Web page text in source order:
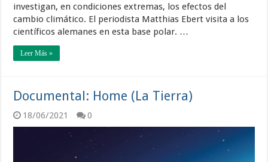
investigan, en condiciones extremas, los efectos del
cambio climático. El periodista Matthias Ebert visita a los
científicos alemanes en esta base polar. …
Leer Más »
Documental: Home (La Tierra)
18/06/2021 0